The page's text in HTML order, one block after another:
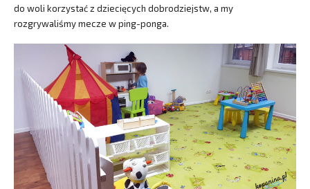
do woli korzystać z dziecięcych dobrodziejstw, a my
rozgrywaliśmy mecze w ping-ponga.